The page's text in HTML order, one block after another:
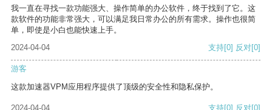
我一直在寻找一款功能强大、操作简单的办公软件，终于找到了它。这
款软件的功能非常强大，可以满足我日常办公的所有需求。操作也很简
单，即使是小白也能快速上手。
2024-04-04
支持[0] 反对[0]
游客
这款加速器VPM应用程序提供了顶级的安全性和隐私保护。
2024-04-04 支持[0] 反对[0]